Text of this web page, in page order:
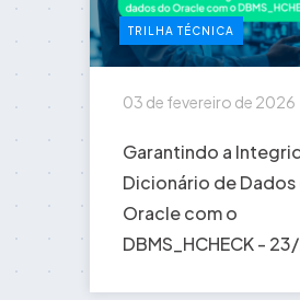
TRILHA TÉCNICA
03 de fevereiro de 2026
Garantindo a
Dicionário de Dados
Oracle com o
DBMS_HCHECK -